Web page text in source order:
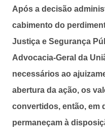
Após a decisão
cabimento do
Justiça e Segurança
Advocacia-Geral da
necessários ao
abertura da ação, os
convertidos, então, em
permaneçam à